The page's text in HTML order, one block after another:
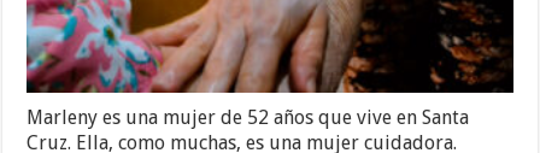
Marleny es una mujer de 52 años que vive en Santa
Cruz. Ella, como muchas, es una mujer cuidadora.